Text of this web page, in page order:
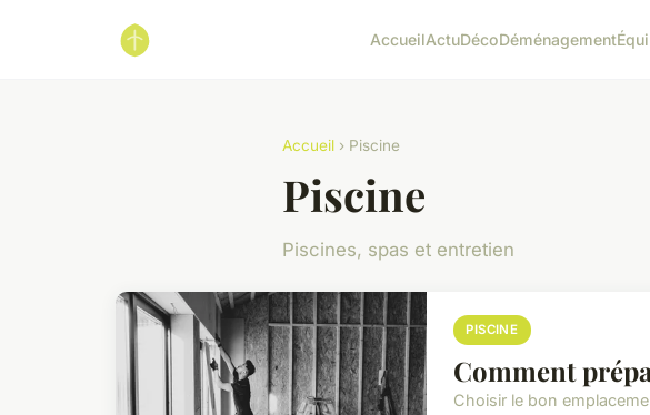
AccueilActuDécoDéménagement
Accueil › Piscine
Piscine
Piscines, spas et entretien
PISCINE
Comment
Choisir le bon